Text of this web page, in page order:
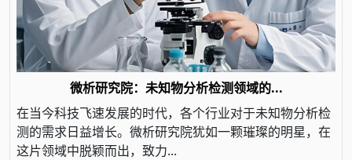
微析研究院：未知物分析检测领域的...
在当今科技飞速发展的时代，各个行业对于未知物分析检
测的需求日益增长。微析研究院犹如一颗璀璨的明星，在
这片领域中脱颖而出，致力...